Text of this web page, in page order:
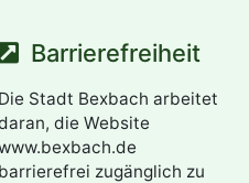
Barrierefreiheit
Stadt Bexbach arbeitet
die Website
zugänglich zu